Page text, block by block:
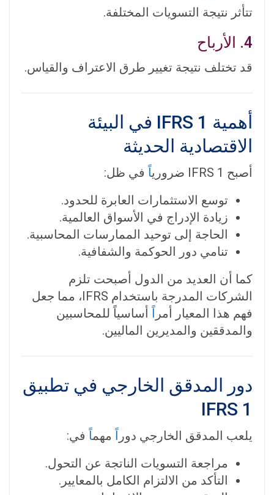
تتأثر نتيجة التسويات المختلفة.
4. الأرباح
قد تختلف نتيجة تغيير طرق الاعتراف والقياس.
أهمية IFRS 1 في البيئة
الاقتصادية الحديثة
أصبح IFRS 1 ضروري اً في ظل:
توسع الاستثمارات العابرة للحدود.
زيادة الإدراج في الأسواق العالمية.
الحاجة إلى توحيد الممارسات المحاسبية.
تنامي دور الحوكمة والشفافية.
كما أن العديد من الدول أصبحت تلزم
الشركات المدرجة باستخدام IFRS، مما جعل
فهم هذا المعيار أمر اً أساسياً للمحاسبين
والمدققين والمديرين الماليين.
دور المدقق الخارجي في تطبيق
IFRS 1
يلعب المدقق الخارجي دور اً مهماً في:
مراجعة التسويات الناتجة عن التحول.
التأكد من الالتزام الكامل بالمعايير.